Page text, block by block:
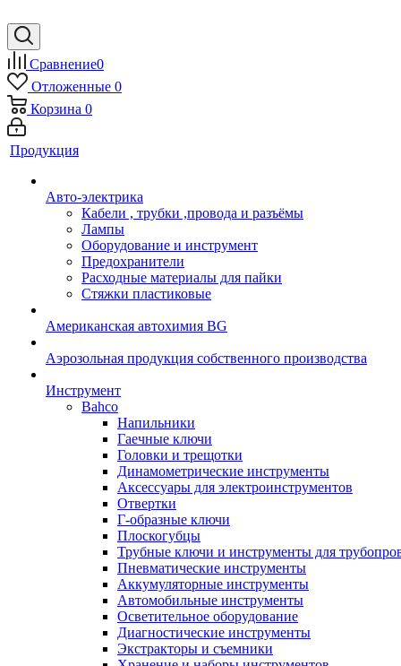
Сравнение0
Отложенные 0
Корзина 0
Продукция
Авто-электрика
Кабели , трубки ,провода и разъёмы
Лампы
Оборудование и инструмент
Предохранители
Расходные материалы для пайки
Стяжки пластиковые
Американская автохимия BG
Аэрозольная продукция собственного производства
Инструмент
Bahco
Напильники
Гаечные ключи
Головки и трещотки
Динамометрические инструменты
Аксессуары для электроинструментов
Отвертки
Г-образные ключи
Плоскогубцы
Трубные ключи и инструменты для
Пневматические инструменты
Аккумуляторные инструменты
Автомобильные инструменты
Осветительное оборудование
Диагностические инструменты
Экстракторы и съемники